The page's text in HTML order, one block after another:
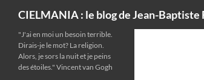
CIELMANIA : le blog de Jean-
"J'ai en moi un besoin terrible.
Dirais-je le mot? La religion.
Alors, je sors la nuit et je peins
des étoiles." Vincent van Gogh